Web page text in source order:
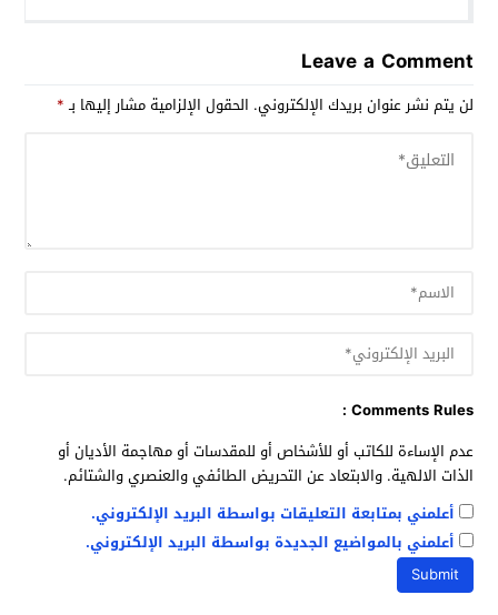
Leave a Comment
لن يتم نشر عنوان بريدك الإلكتروني. الحقول الإلزامية مشار إليها بـ*
Comments Rules :
عدم الإساءة للكاتب أو للأشخاص أو للمقدسات أو مهاجمة الأديان أو
الذات الالهية. والابتعاد عن التحريض الطائفي والعنصري والشتائم.
أعلمني بمتابعة التعليقات بواسطة البريد الإلكتروني.
أعلمني بالمواضيع الجديدة بواسطة البريد الإلكتروني.